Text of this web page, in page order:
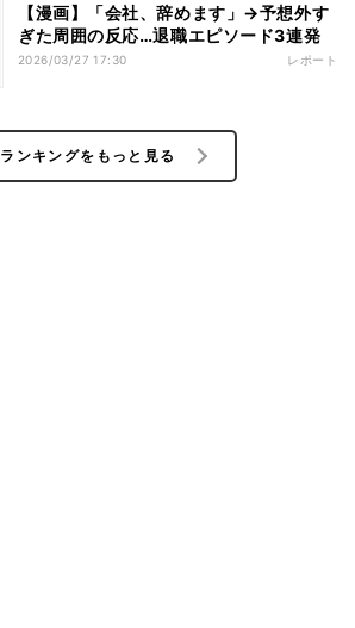
【漫画】「会社、辞めます」→予想外す
ぎた周囲の反応…退職エピソード3連発
2026/03/27 17:30 レポート
ランキングをもっと見る